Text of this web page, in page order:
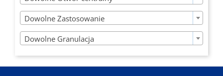
Dowolne Zastosowanie
Dowolne Granulacja